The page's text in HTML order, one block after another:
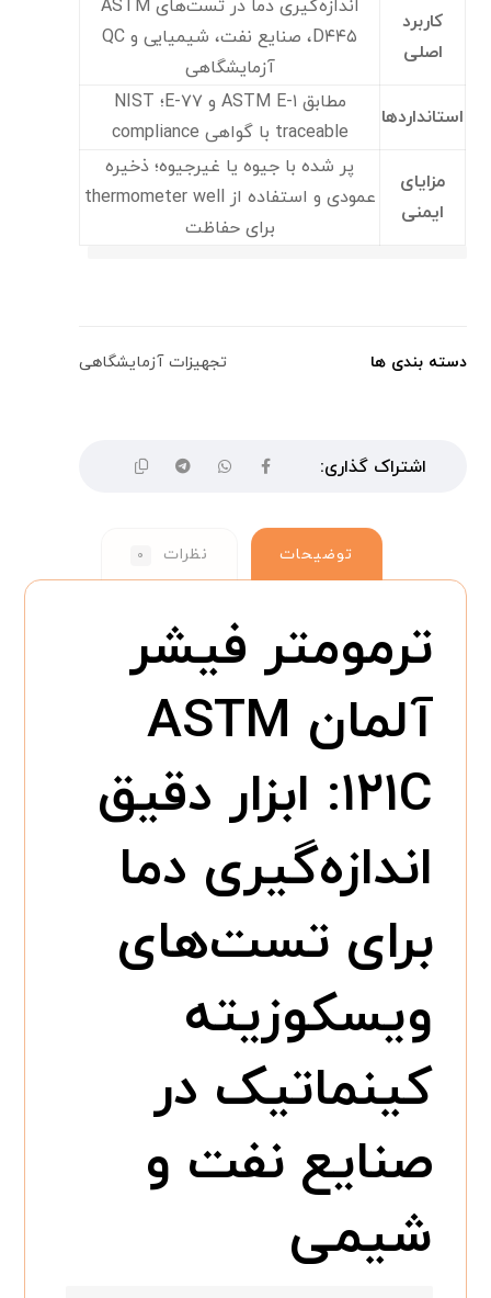
کاربرد
اصلی
اندازه‌گیری دما در تست‌های ASTM
D۴۴۵، صنایع نفت، شیمیایی و QC
آزمایشگاهی
استانداردها
مطابق ASTM E-۱ و E-۷۷؛ NIST
traceable با گواهی compliance
مزایای
ایمنی
پر شده با جیوه یا غیرجیوه؛ ذخیره
عمودی و استفاده از thermometer well
برای حفاظت
دسته بندی ها تجهیزات آزمایشگاهی
توضیحات نظرات ۰
ترمومتر فیشر
آلمان ASTM
۱۲۱C: ابزار دقیق
اندازه‌گیری دما
برای تست‌های
ویسکوزیته
کینماتیک در
صنایع نفت و
شیمی